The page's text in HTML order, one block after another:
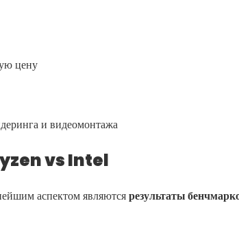
цену
и видеомонтажа
vs Intel
аспектом являютсярезультаты